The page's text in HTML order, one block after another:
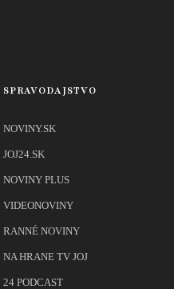
SPRAVODAJSTVO
NOVINY.SK
JOJ24.SK
NOVINY PLUS
VIDEONOVINY
RANNÉ NOVINY
NA HRANE TV JOJ
24 PODCAST